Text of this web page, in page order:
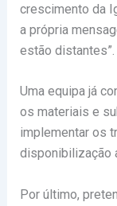
crescimento da
a própria
estão distantes”.
Uma equipa já
os materiais e
implementar os
disponibilização
Por último,